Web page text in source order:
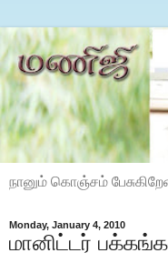
நானும் கொஞ்சம்
Monday, January 4, 2010
மானிட்டர்